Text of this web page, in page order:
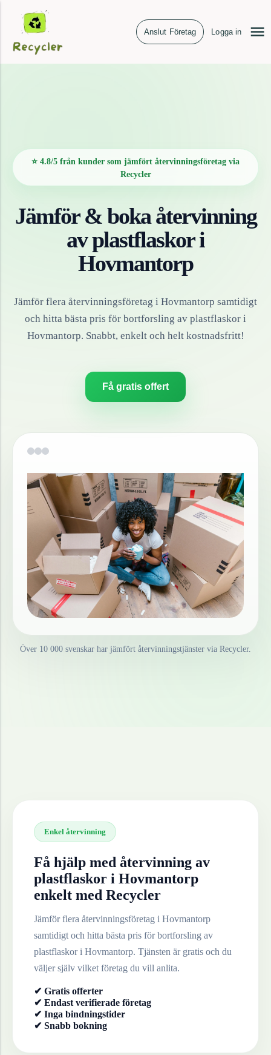
Anslut Företag Logga in
⭐ 4.8/5 från kunder som jämfört återvinningsföretag via
Recycler
Jämför & boka återvinning
avplastflaskori
Hovmantorp
Jämför flera återvinningsföretag i Hovmantorp samtidigt
och hitta bästa pris för bortforsling av plastflaskor i
Hovmantorp. Snabbt, enkelt och helt kostnadsfritt!
Få gratis offert
Över 10 000 svenskar har jämfört återvinningstjänster via Recycler.
Enkel återvinning
Få hjälp med återvinning av
plastflaskor i Hovmantorp
enkelt med Recycler
Jämför flera återvinningsföretag i Hovmantorp
samtidigt och hitta bästa pris för bortforsling av
plastflaskori Hovmantorp. Tjänsten är gratis och du
väljer själv vilket företag du vill anlita.
✔ Gratis offerter
✔ Endast verifierade företag
✔ Inga bindningstider
✔ Snabb bokning